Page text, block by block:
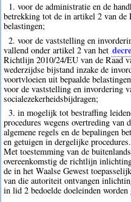
1. voor de administratie en de
betrekking tot de in artikel 2 van de
belastingen;
2. voor de vaststelling en
vallend onder artikel 2 van het
Richtlijn 2010/24/EU van de Raad
wederzijdse bijstand inzake de
voortvloeien uit bepaalde
voor de vaststelling en invordering
socialezekerheidsbijdragen;
3. in mogelijk tot bestraffing
procedures wegens overtreding van
algemene regels en de bepalingen
en getuigen in dergelijke procedures.
Met toestemming van de
overeenkomstig de richtlijn
de in het Waalse Gewest
van die autoriteit ontvangen
in lid 2 bedoelde doeleinden